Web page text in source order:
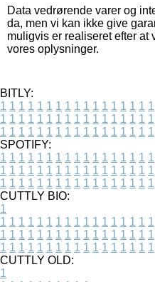
Data vedrørende varer og
da, men vi kan ikke give
muligvis er realiseret efter at
vores oplysninger.
BITLY:
1 1 1 1 1 1 1 1 1 1 1 1 1 1 1 1 1
1 1 1 1 1 1 1 1 1 1 1 1 1 1 1 1 1
1 1 1 1 1 1 1 1 1 1 1 1 1 1 1 1 1
SPOTIFY:
1 1 1 1 1 1 1 1 1 1 1 1 1 1 1 1 1
1 1 1 1 1 1 1 1 1 1 1 1 1 1 1 1 1
1 1 1 1 1 1 1 1 1 1 1 1 1 1 1 1 1
CUTTLY BIO:
1
1 1 1 1 1 1 1 1 1 1 1 1 1 1 1 1 1
1 1 1 1 1 1 1 1 1 1 1 1 1 1 1 1 1
1 1 1 1 1 1 1 1 1 1 1 1 1 1 1 1 1
CUTTLY OLD:
1